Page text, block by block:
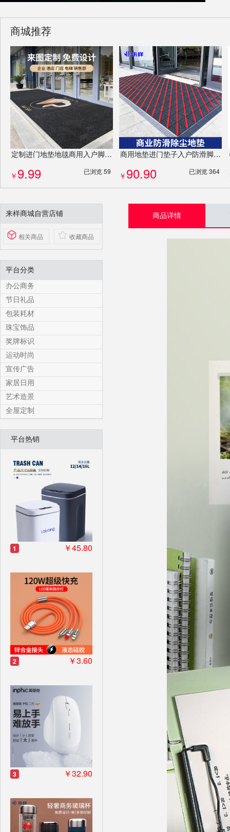
商城推荐
定制进门地垫地毯商用入户脚垫PP吸水门垫防滑垫厂家耐磨免费设计LOGO
￥ 9.99 已浏览 59
商用地垫进门垫子入户防滑脚垫酒店除尘门垫定制logo异形门垫高端防滑除尘地毯
￥ 90.90 已浏览 364
来样商城自营店铺
相关商品 收藏商品
平台分类
办公商务
节日礼品
包装耗材
珠宝饰品
奖牌标识
运动时尚
宣传广告
家居日用
艺术造景
全屋定制
平台热销
1 ￥45.80
2 ￥3.60
3 ￥32.90
商品详情